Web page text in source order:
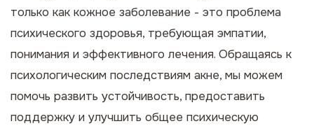
только как кожное заболевание - это проблема
психического здоровья, требующая эмпатии,
понимания и эффективного лечения. Обращаясь к
психологическим последствиям акне, мы можем
помочь развить устойчивость, предоставить
поддержку и улучшить общее психическую